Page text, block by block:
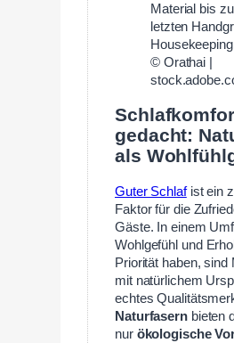
Material bis
letzten
© Orathai |
gedacht:
als
Guter Schlafist ein
Faktor für die
Gäste. In einem
Wohlgefühl und
Priorität haben, sind
mit natürlichem
echtes
Naturfasern bieten
nur ökologische